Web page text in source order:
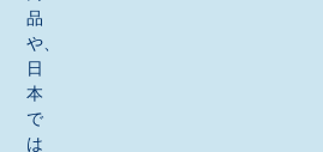
品
や、
日
本
で
は